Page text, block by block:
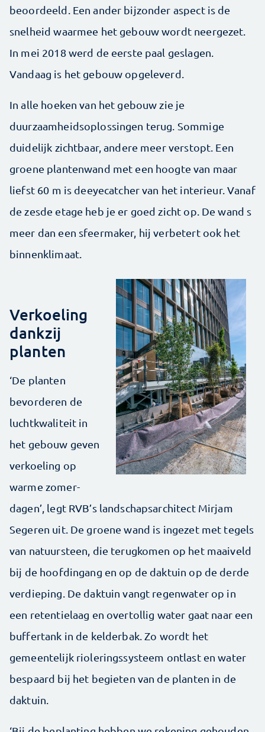
beoordeeld. Een ander bijzonder aspect is de
snelheid waarmee het gebouw wordt neergezet.
In mei 2018 werd de eerste paal geslagen.
Vandaag is het gebouw opgeleverd.
In alle hoeken van het gebouw zie je
duurzaamheidsoplossingen terug. Sommige
duidelijk zichtbaar, andere meer verstopt. Een
groene plantenwand met een hoogte van maar
liefst ­60 m is deeyecatcher van het interieur. Vanaf
de zesde etage heb je er goed zicht op. De wand s
meer dan een sfeermaker, hij verbetert ook het
binnenklimaat.
Verkoeling
dankzij
planten
‘De planten
bevorderen de
luchtkwaliteit in
het gebouw geven
verkoeling op
warme zomer­
dagen’, legt RVB’s landschapsarchitect Mirjam
Segeren uit. De groene wand is ingezet met tegels
van natuursteen, die terugkomen op het maaiveld
bij de hoofdingang en op de daktuin op de derde
verdieping. De daktuin vangt regen­water op in
een retentielaag en overtollig water gaat naar een
buffertank in de kelderbak. Zo wordt het
gemeentelijk rioleringssysteem ontlast en water
bespaard bij het begieten van de planten in de
daktuin.